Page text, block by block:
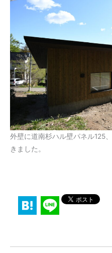
外壁に道南杉ハル壁パネル125
きました。